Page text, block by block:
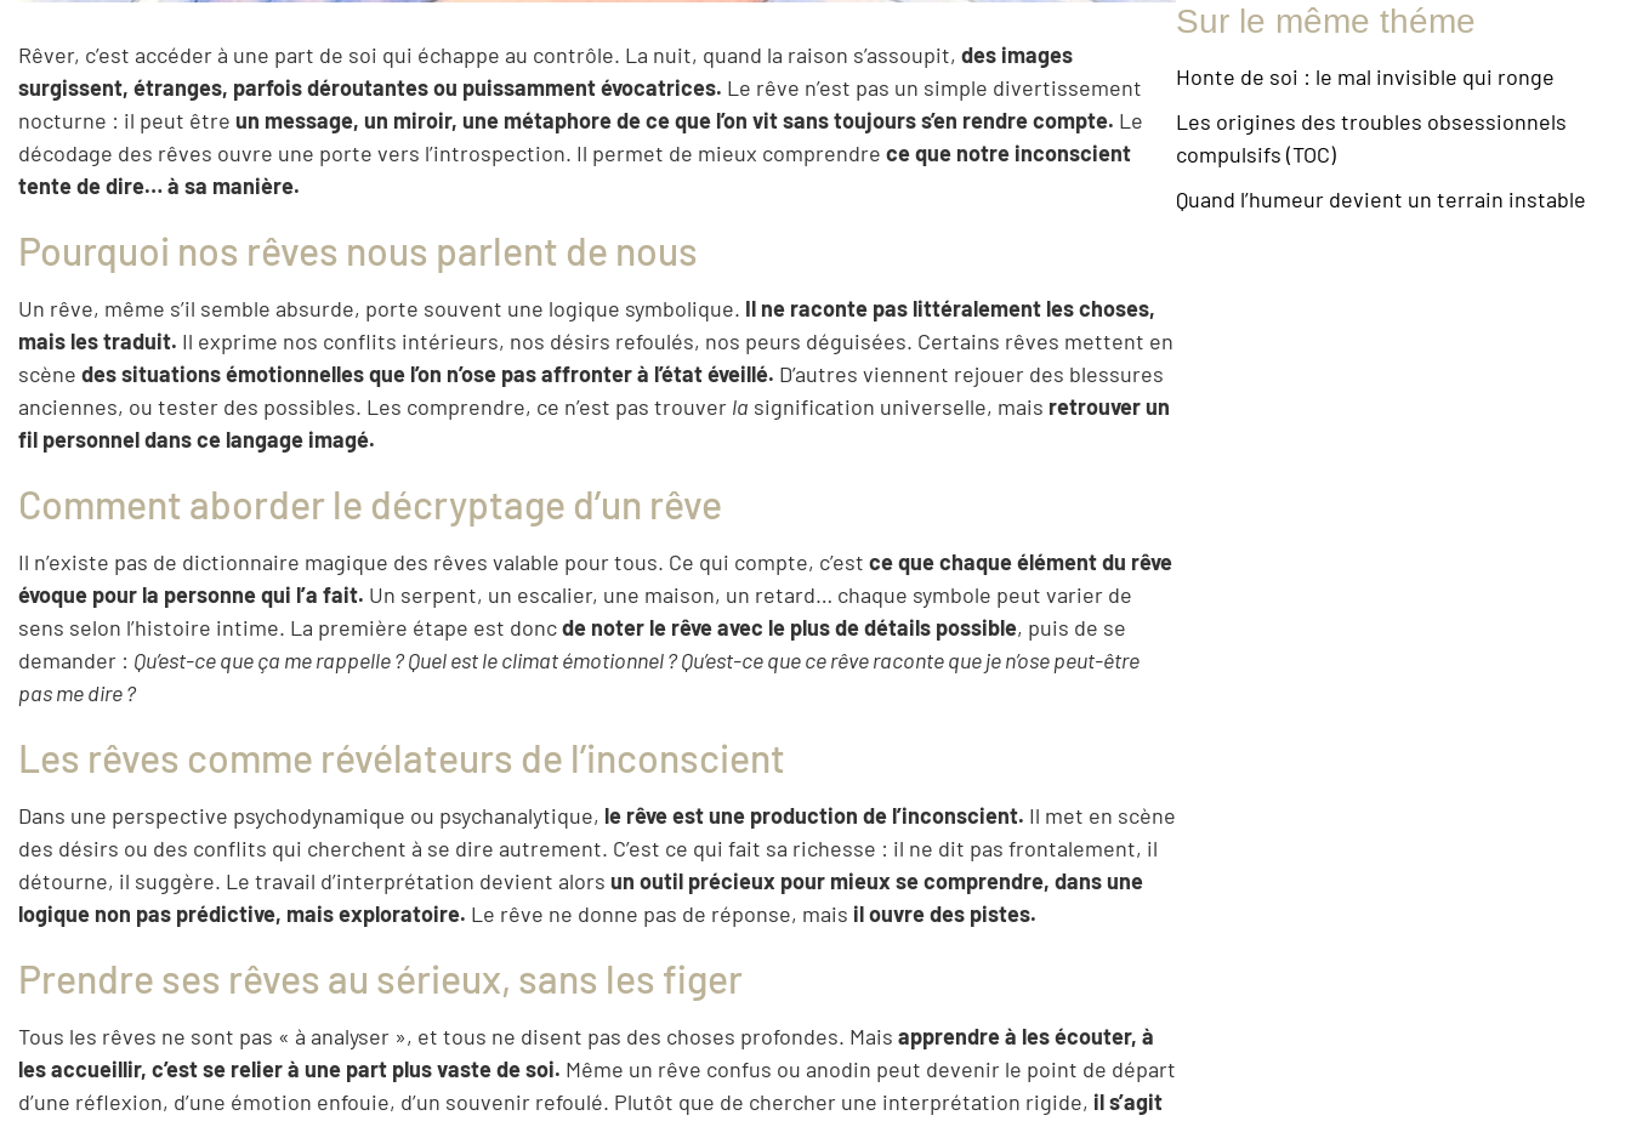
Rêver, c’est accéder à une part de soi qui échappe au contrôle. La nuit, quand la raison s’assoupit, des images
surgissent, étranges, parfois déroutantes ou puissamment évocatrices. Le rêve n’est pas un simple divertissement
nocturne : il peut être un message, un miroir, une métaphore de ce que l’on vit sans toujours s’en rendre compte. Le
décodage des rêves ouvre une porte vers l’introspection. Il permet de mieux comprendre ce que notre inconscient
tente de dire… à sa manière.
Pourquoi nos rêves nous parlent de nous
Un rêve, même s’il semble absurde, porte souvent une logique symbolique. Il ne raconte pas littéralement les choses,
mais les traduit. Il exprime nos conflits intérieurs, nos désirs refoulés, nos peurs déguisées. Certains rêves mettent en
scène des situations émotionnelles que l’on n’ose pas affronter à l’état éveillé. D’autres viennent rejouer des blessures
anciennes, ou tester des possibles. Les comprendre, ce n’est pas trouver la signification universelle, mais retrouver un
fil personnel dans ce langage imagé.
Comment aborder le décryptage d’un rêve
Il n’existe pas de dictionnaire magique des rêves valable pour tous. Ce qui compte, c’est ce que chaque élément du rêve
évoque pour la personne qui l’a fait. Un serpent, un escalier, une maison, un retard… chaque symbole peut varier de
sens selon l’histoire intime. La première étape est doncde noter le rêve avec le plus de détails possible, puis de se
demander : Qu’est-ce que ça me rappelle ? Quel est le climat émotionnel ? Qu’est-ce que ce rêve raconte que je n’ose peut-être
pas me dire ?
Les rêves comme révélateurs de l’inconscient
Dans une perspective psychodynamique ou psychanalytique, le rêve est une production de l’inconscient. Il met en scène
des désirs ou des conflits qui cherchent à se dire autrement. C’est ce qui fait sa richesse : il ne dit pas frontalement, il
détourne, il suggère. Le travail d’interprétation devient alors un outil précieux pour mieux se comprendre, dans une
logique non pas prédictive, mais exploratoire. Le rêve ne donne pas de réponse, mais il ouvre des pistes.
Prendre ses rêves au sérieux, sans les figer
Tous les rêves ne sont pas « à analyser », et tous ne disent pas des choses profondes. Mais apprendre à les écouter, à
les accueillir, c’est se relier à une part plus vaste de soi. Même un rêve confus ou anodin peut devenir le point de départ
d’une réflexion, d’une émotion enfouie, d’un souvenir refoulé. Plutôt que de chercher une interprétation rigide, il s’agit
Sur le même théme
Honte de soi : le mal invisible qui ronge
Les origines des troubles obsessionnels
compulsifs (TOC)
Quand l’humeur devient un terrain instable